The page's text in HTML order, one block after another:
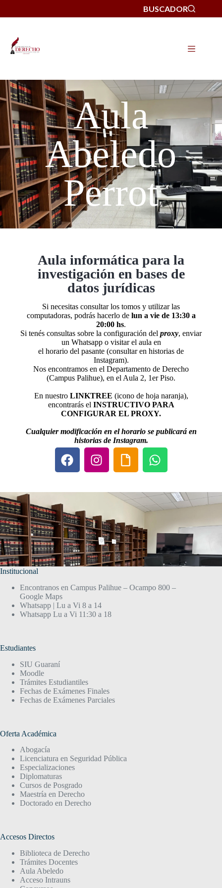
BUSCADOR
Aula
Abeledo
Perrot
Aula informática para la
investigación en bases de
datos jurídicas
Si necesitas consultar los tomos y utilizar las
computadoras, podrás hacerlo de lun a vie de 13:30 a
20:00 hs.
Si tenés consultas sobre la configuración del proxy, enviar
un Whatsapp o visitar el aula en
el horario del pasante (consultar en historias de
Instagram).
Nos encontramos en el Departamento de Derecho
(Campus Palihue), en el Aula 2, 1er Piso.
En nuestro LINKTREE (icono de hoja naranja),
encontrarás el INSTRUCTIVO PARA
CONFIGURAR EL PROXY.
Cualquier modificación en el horario se publicará en
historias de Instagram.
Institucional
Encontranos en Campus Palihue – Ocampo 800 –
Google Maps
Whatsapp | Lu a Vi 8 a 14
Whatsapp Lu a Vi 11:30 a 18
Estudiantes
SIU Guaraní
Moodle
Trámites Estudiantiles
Fechas de Exámenes Finales
Fechas de Exámenes Parciales
Oferta Académica
Abogacía
Licenciatura en Seguridad Pública
Especializaciones
Diplomaturas
Cursos de Posgrado
Maestría en Derecho
Doctorado en Derecho
Accesos Directos
Biblioteca de Derecho
Trámites Docentes
Aula Abeledo
Acceso Intrauns